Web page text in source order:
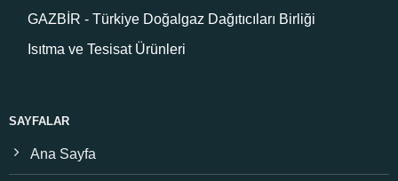
GAZBİR - Türkiye Doğalgaz Dağıtıcıları Birliği
Isıtma ve Tesisat Ürünleri
SAYFALAR
Ana Sayfa